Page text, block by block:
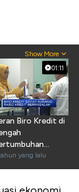
Show More
01:11
Biro Kredit di
yang lalu